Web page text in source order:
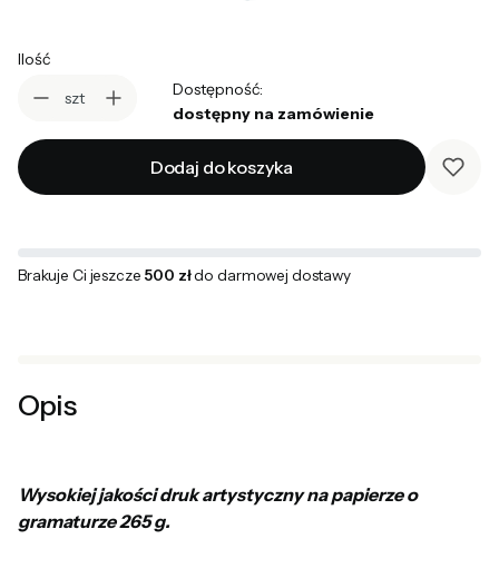
Ilość
szt
Dostępność:
dostępny na zamówienie
Dodaj do koszyka
Brakuje Ci jeszcze 500 złdo darmowej dostawy
Opis
Wysokiej jakości druk artystyczny na papierze o
gramaturze 265 g.